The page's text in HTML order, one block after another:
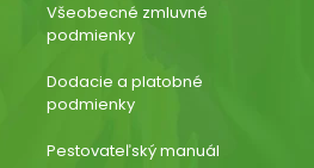
Všeobecné zmluvné
podmienky
Dodacie a platobné
podmienky
Pestovateľský manuál